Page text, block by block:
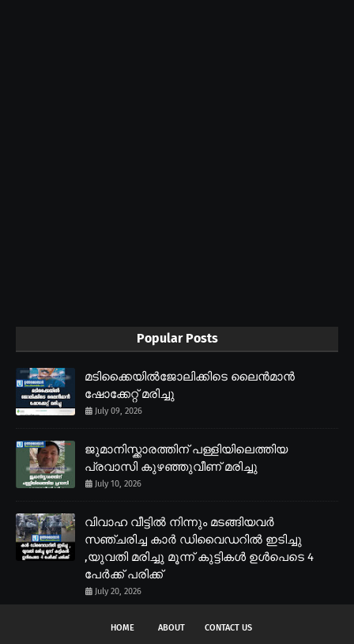
Popular Posts
മടിക്കൈയിൽജോലിക്കിടെ ലൈൻമാൻ
ഷോക്കേറ്റ് മരിച്ചു
July 09, 2026
ജുമാനിസ്ക്കാരത്തിന് പള്ളിയിലെത്തിയ
പ്രവാസി കുഴഞ്ഞുവീണ് മരിച്ചു
July 10, 2026
വിവാഹ വീട്ടിൽ നിന്നും മടങ്ങിയവർ
സഞ്ചരിച്ച കാർ ഡിവൈഡറിൽ ഇടിച്ചു
,യുവതി മരിച്ചു മൂന്ന് കുട്ടികൾ ഉൾപെടെ 4
പേർക്ക് പരിക്ക്
July 20, 2026
HOME ABOUT CONTACT US